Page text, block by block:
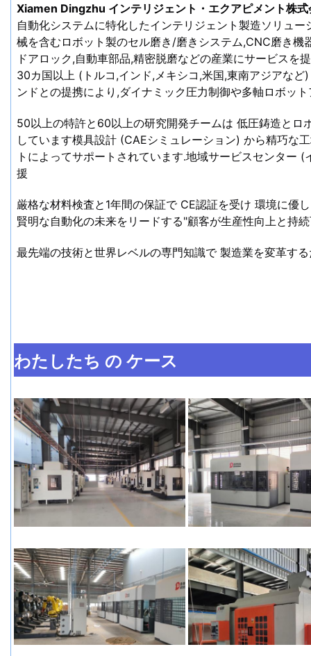
Xiamen Dingzhu インテリジェント・エクアピメント株式
自動化システムに特化したインテリジェント製造ソリュ
械を含むロボット製のセル磨き/磨きシステム,CNC磨き機
ドアロック,自動車部品,精密脱磨などの産業にサービスを
30カ国以上 (トルコ,インド,メキシコ,米国,東南アジアな
ンドとの提携により,ダイナミック圧力制御や多軸ロボッ
50以上の特許と60以上の研究開発チームは 低圧鋳造とロ
しています模具設計 (CAEシミュレーション) から精巧な
トによってサポートされています.地域サービスセンター
援
厳格な材料検査と1年間の保証で CE認証を受け 環境に優
賢明な自動化の未来をリードする"顧客が生産性向上と持
最先端の技術と世界レベルの専門知識で 製造業を変革す
わたしたち の ケース